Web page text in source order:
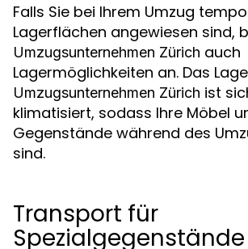
Falls Sie bei Ihrem Umzug
Lagerflächen angewiesen sind,
Umzugsunternehmen Zürich auch
Lagermöglichkeiten an. Das
Umzugsunternehmen Zürich ist
klimatisiert, sodass Ihre Möbel
Gegenstände während des
sind.
Transport für
Spezialgegenstände